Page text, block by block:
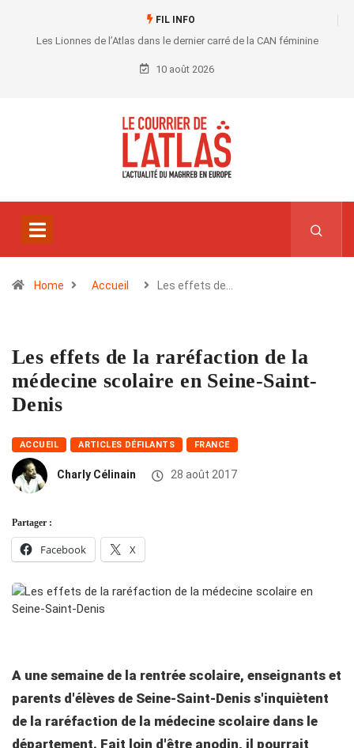
FIL INFO
Les Lionnes de l’Atlas dans le dernier carré de la CAN féminine
10 août 2026
Home Accueil Les effets de…
Les effets de la raréfaction de la
médecine scolaire en Seine-Saint-
Denis
ACCUEIL ARTICLES DÉFILANTS FRANCE
Charly Célinain 28 août 2017
Partager :
Facebook X
A une semaine de la rentrée scolaire, enseignants et
parents d'élèves de Seine-Saint-Denis s'inquiètent
de la raréfaction de la médecine scolaire dans le
département. Fait loin d'être anodin, il pourrait